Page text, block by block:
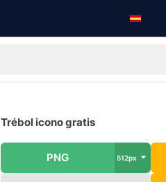
Trébol icono gratis
PNG 512px